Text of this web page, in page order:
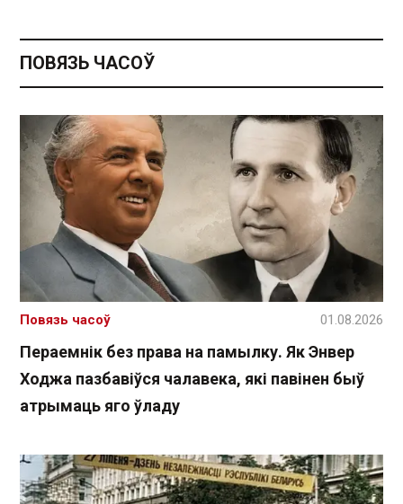
ПОВЯЗЬ ЧАСОЎ
Пераемнік без права на памылку. Як Энвер
Ходжа пазбавіўся чалавека, які павінен быў
атрымаць яго ўладу
Повязь часоў 01.08.2026